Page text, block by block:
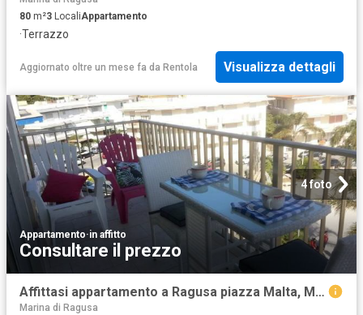
80 m²3 LocaliAppartamento
·Terrazzo
Aggiornato oltre un mese fa da Rentola Visualizza dettagli
4 foto
Appartamento·in affitto
Consultare il prezzo
Affittasi appartamento a Ragusa piazza Malta, Marina di Ragusa Centro
Marina di Ragusa